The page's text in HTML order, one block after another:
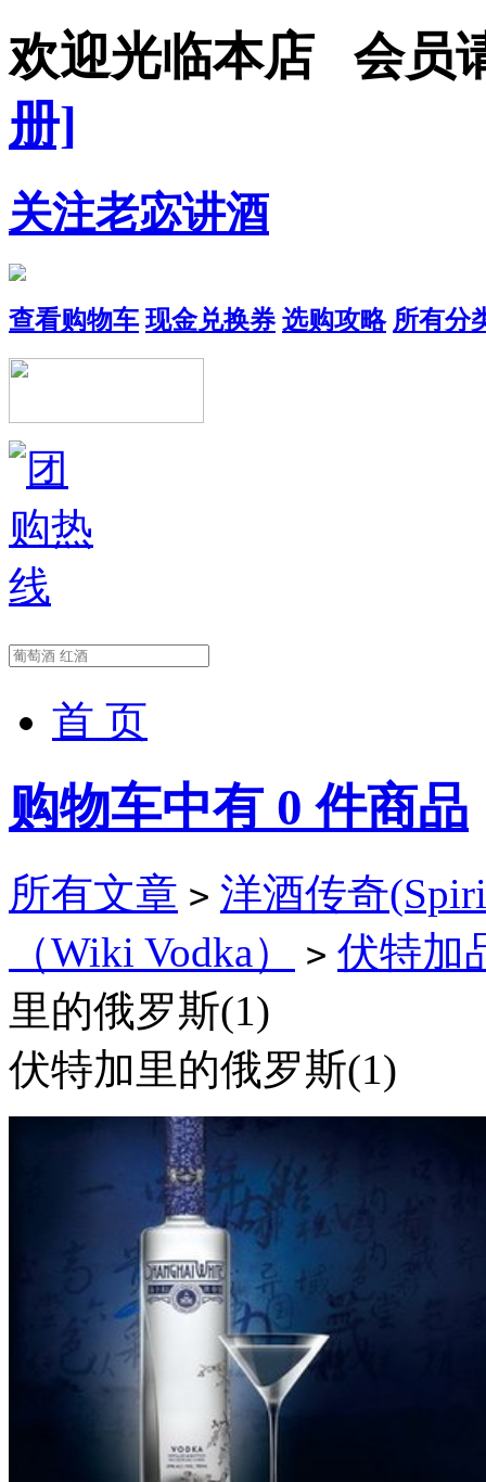
欢迎光临本店 会员
册]
关注老宓讲酒
查看购物车 现金兑换券 选购攻略 所有分
首 页
购物车中有 0 件商品
所有文章 > 洋酒传奇
（Wiki Vodka）
> 伏特加
里的俄罗斯(1)
伏特加里的俄罗斯(1)